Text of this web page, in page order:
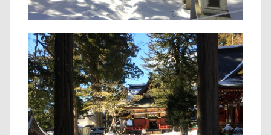
ミウちゃん
マンスリーフォト
モデル
モナカちゃん
リカちゃん
ラガーシャツ風ニット
ラヴィちゃん
ラントくん
ランキング
ラリーくん
ラランくん
ララちゃん
ラディちゃん
ラテくん
ラッキーちゃん
ライラちゃん
モネちゃん
ライムちゃん
ライムくん